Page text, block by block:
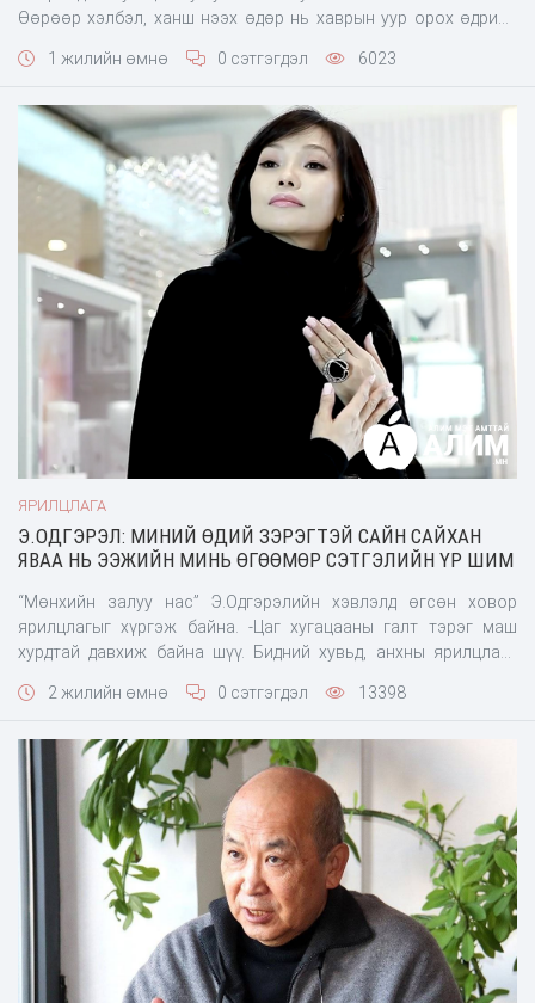
Өөрөөр хэлбэл, ханш нээх өдөр нь хаврын уур орох өдрийн
дөрөвдүгээр сарын 4 буюу билгийн тооллын модон могой
/20:54 цагт/ ханш
1 жилийн өмнө 0 сэтгэгдэл 6023
ЯРИЛЦЛАГА
Э.ОДГЭРЭЛ: МИНИЙ ӨДИЙ ЗЭРЭГТЭЙ САЙН САЙХАН
ЯВАА НЬ ЭЭЖИЙН МИНЬ ӨГӨӨМӨР СЭТГЭЛИЙН ҮР ШИМ
“Мөнхийн залуу нас” Э.Одгэрэлийн хэвлэлд өгсөн ховор
ярилцлагыг хүргэж байна. -Цаг хугацааны галт тэрэг маш
хурдтай давхиж байна шүү. Бидний хувьд, анхны ярилцлага
Улирч одсон он жилүүдэд Одгэрэл гэдэг хувь хүний амьдрал,
2 жилийн өмнө 0 сэтгэгдэл 13398